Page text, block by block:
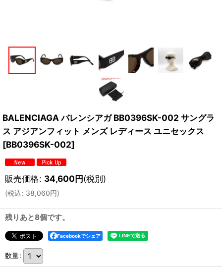
BALENCIAGA バレンシアガ BB0396SK-002 サングラ
ス アジアンフィット メンズ レディース ユニセックス
[BB0396SK-002]
販売価格: 34,600円(税別)
(税込: 38,060円)
残りあと8個です。
Facebookでシェア
数量: